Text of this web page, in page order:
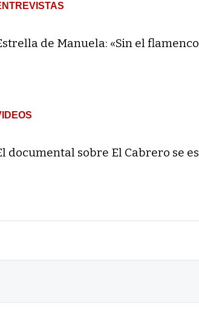
de Manuela: «Sin el
documental sobre El Cabrero se